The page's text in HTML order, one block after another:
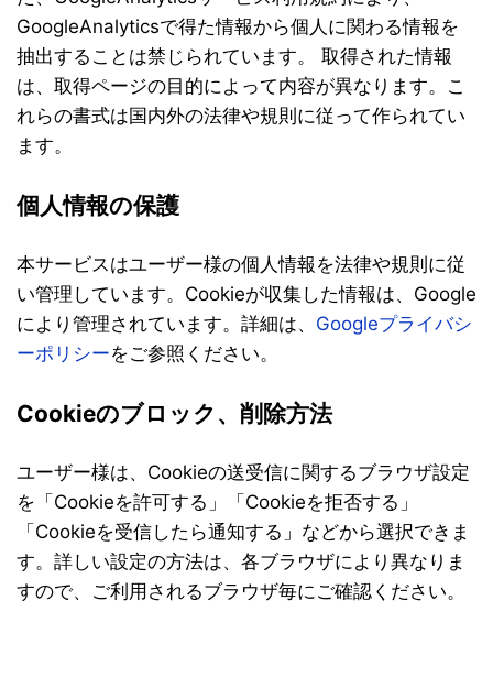
GoogleAnalyticsで得た情報から個人に関わる情報を
抽出することは禁じられています。 取得された情報
は、取得ページの目的によって内容が異なります。こ
れらの書式は国内外の法律や規則に従って作られてい
ます。
個人情報の保護
本サービスはユーザー様の個人情報を法律や規則に従
い管理しています。Cookieが収集した情報は、Google
により管理されています。詳細は、 Googleプライバシ
ーポリシーをご参照ください。
Cookieのブロック、削除方法
ユーザー様は、Cookieの送受信に関するブラウザ設定
を「Cookieを許可する」「Cookieを拒否する」
「Cookieを受信したら通知する」などから選択できま
す。詳しい設定の方法は、各ブラウザにより異なりま
すので、ご利用されるブラウザ毎にご確認ください。